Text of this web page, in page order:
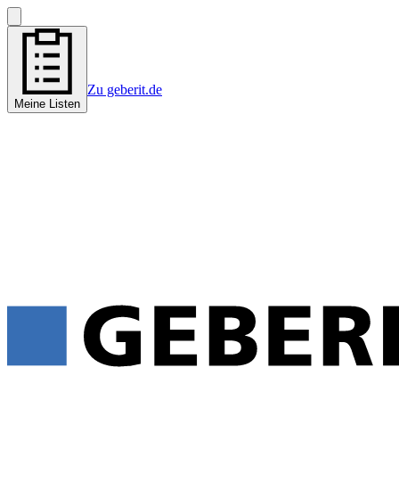
Meine Listen
Zu geberit.de